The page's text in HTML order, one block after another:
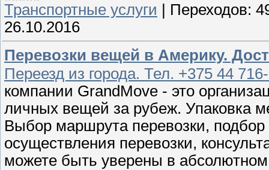
Транспортные услуги
Переходов:
26.10.2016
Перевозки вещей в Америку.
Переезд из города. Тел. +375 44
компании GrandMove - это
личных вещей за рубеж. Упаковка
Выбор маршрута перевозки, подбор
осуществления перевозки,
можете быть уверены в